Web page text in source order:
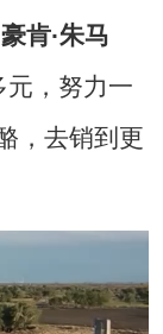
肯·朱马
，努力一
，去销到更